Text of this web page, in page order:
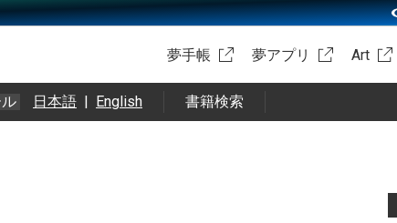
夢手帳 夢アプリ Art
日本語 | English 書籍検索